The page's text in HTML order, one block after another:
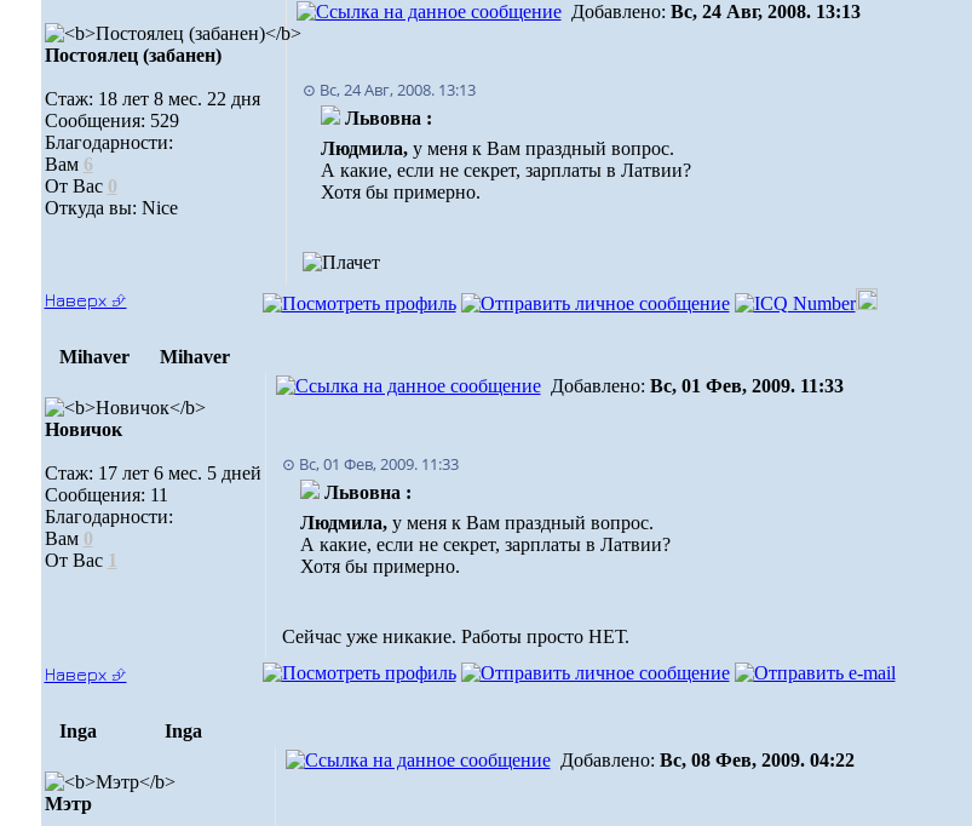
Постоялец (забанен)
Стаж: 18 лет 8 мес. 22 дня
Сообщения: 529
Благодарности:
Вам 6
От Вас 0
Откуда вы: Nice
Добавлено: Вс, 24 Авг, 2008. 13:13
⊙ Вс, 24 Авг, 2008. 13:13
Львовна :
Людмила, у меня к Вам праздный вопрос.
А какие, если не секрет, зарплаты в Латвии?
Хотя бы примерно.
Наверх ⮵
Mihaver Mihaver
Новичок
Стаж: 17 лет 6 мес. 5 дней
Сообщения: 11
Благодарности:
Вам 0
От Вас 1
Добавлено: Вс, 01 Фев, 2009. 11:33
⊙ Вс, 01 Фев, 2009. 11:33
Львовна :
Людмила, у меня к Вам праздный вопрос.
А какие, если не секрет, зарплаты в Латвии?
Хотя бы примерно.
Сейчас уже никакие. Работы просто НЕТ.
Наверх ⮵
Inga Inga
Мэтр
Добавлено: Вс, 08 Фев, 2009. 04:22